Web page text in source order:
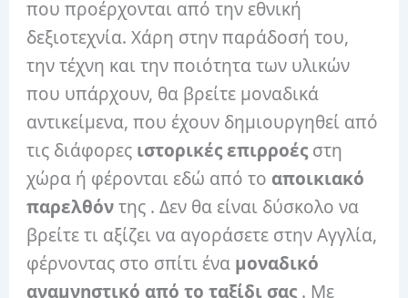
που προέρχονται από την εθνική
δεξιοτεχνία. Χάρη στην παράδοσή του,
την τέχνη και την ποιότητα των υλικών
που υπάρχουν, θα βρείτε μοναδικά
αντικείμενα, που έχουν δημιουργηθεί από
τις διάφορες ιστορικές επιρροέςστη
χώρα ή φέρονται εδώ από το αποικιακό
παρελθόντης . Δεν θα είναι δύσκολο να
βρείτε τι αξίζει να αγοράσετε στην Αγγλία,
φέρνοντας στο σπίτι ένα μοναδικό
αναμνηστικό από το ταξίδι σας. Με